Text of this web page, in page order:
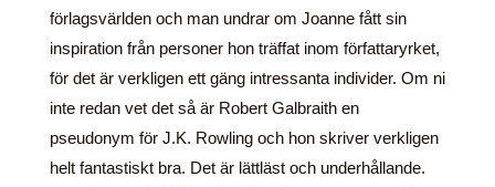
förlagsvärlden och man undrar om Joanne fått sin
inspiration från personer hon träffat inom författaryrket,
för det är verkligen ett gäng intressanta individer. Om ni
inte redan vet det så är Robert Galbraith en
pseudonym för J.K. Rowling och hon skriver verkligen
helt fantastiskt bra. Det är lättläst och underhållande.